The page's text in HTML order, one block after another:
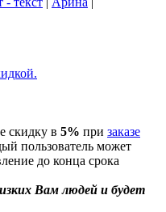
скидку в 5% при заказе
пользователь может
до конца срока
Вам людей и будет